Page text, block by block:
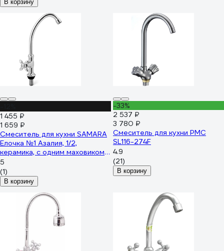
В корзину
1 455 ₽
1 659 ₽
Смеситель для кухни SAMARA
Елочка №1 Азалия, 1/2,
керамика, с одним маховиком
5261
5
(1)
В корзину
-33%
2 537 ₽
3 780 ₽
Смеситель для кухни РМС
SL116-274F
4.9
(21)
В корзину